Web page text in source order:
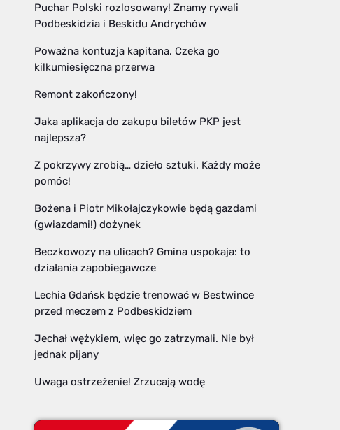
Puchar Polski rozlosowany! Znamy rywali
Podbeskidzia i Beskidu Andrychów
Poważna kontuzja kapitana. Czeka go
kilkumiesięczna przerwa
Remont zakończony!
Jaka aplikacja do zakupu biletów PKP jest
najlepsza?
Z pokrzywy zrobią… dzieło sztuki. Każdy może
pomóc!
Bożena i Piotr Mikołajczykowie będą gazdami
(gwiazdami!) dożynek
Beczkowozy na ulicach? Gmina uspokaja: to
działania zapobiegawcze
Lechia Gdańsk będzie trenować w Bestwince
przed meczem z Podbeskidziem
Jechał wężykiem, więc go zatrzymali. Nie był
jednak pijany
Uwaga ostrzeżenie! Zrzucają wodę